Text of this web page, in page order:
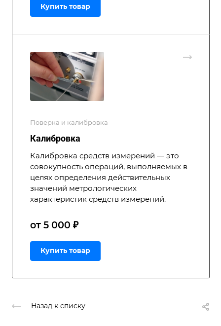
Купить товар
Поверка и калибровка
Калибровка
Калибровка средств измерений — это
совокупность операций, выполняемых в
целях определения действительных
значений метрологических
характеристик средств измерений.
от 5 000 ₽
Купить товар
Назад к списку